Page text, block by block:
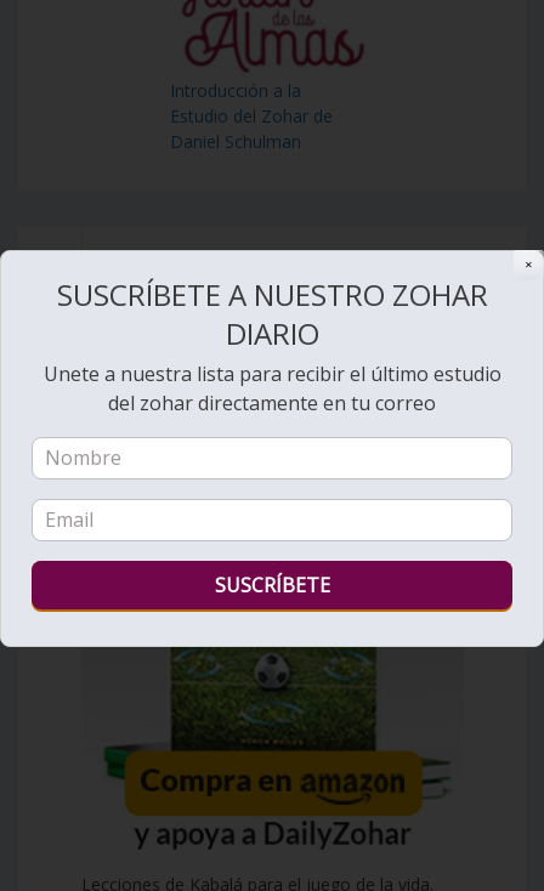
Introducción a la
Estudio del Zohar de
Daniel Schulman
Lecciones de Kabalá para el juego de la vida.
✕
SUSCRÍBETE A NUESTRO ZOHAR
DIARIO
Unete a nuestra lista para recibir el último estudio
del zohar directamente en tu correo